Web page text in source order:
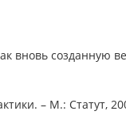
вновь созданную
– М.: Статут,